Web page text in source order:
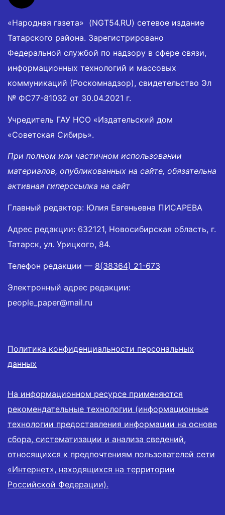
«Народная газета» (NGT54.RU) сетевое издание
Татарского района. Зарегистрировано
Федеральной службой по надзору в сфере связи,
информационных технологий и массовых
коммуникаций (Роскомнадзор), свидетельство Эл
№ ФС77-81032 от 30.04.2021 г.
Учредитель ГАУ НСО «Издательский дом
«Советская Сибирь».
При полном или частичном использовании
материалов, опубликованных на сайте, обязательна
активная гиперссылка на сайт
Главный редактор: Юлия Евгеньевна ПИСАРЕВА
Адрес редакции: 632121, Новосибирская область, г.
Татарск, ул. Урицкого, 84.
Телефон редакции — 8(38364) 21-673
Электронный адрес редакции:
people_paper@mail.ru
Политика конфиденциальности персональных
данных
На информационном ресурсе применяются
рекомендательные технологии (информационные
технологии предоставления информации на основе
сбора, систематизации и анализа сведений,
относящихся к предпочтениям пользователей сети
«Интернет», находящихся на территории
Российской Федерации).